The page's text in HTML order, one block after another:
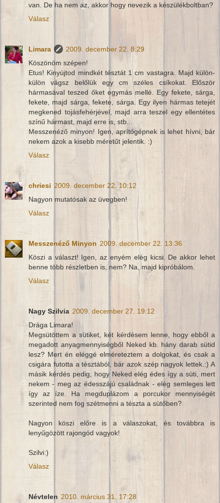
van. De ha nem az, akkor hogy nevezik a készülékboltban?
Válasz
Limara
2009. december 22. 8:29
Köszönöm szépen!
Etus! Kinyújtod mindkét tésztát 1 cm vastagra. Majd külön-
külön vágsz belőlük egy cm széles csíkokat. Először
hármasával teszed őket egymás mellé. Egy fekete, sárga,
fekete, majd sárga, fekete, sárga. Egy ilyen hármas tetejét
megkened tojásfehérjével, majd arra teszel egy ellentétes
színű hármast, majd erre is, stb...
Messzenéző minyon! Igen, aprítógépnek is lehet hívni, bár
nekem azok a kisebb méretűt jelentik. :)
Válasz
chriesi 2009. december 22. 10:12
Nagyon mutatósak az üvegben!
Válasz
Messzenéző Minyon 2009. december 22. 13:36
Köszi a választ! Igen, az enyém elég kicsi. De akkor lehet
benne több részletben is, nem? Na, majd kipróbálom.
Válasz
Nagy Szilvia 2009. december 27. 19:12
Drága Limara!
Megsütöttem a sütiket, két kérdésem lenne, hogy ebből a
megadott anyagmennyiségből Neked kb. hány darab sütid
lesz? Mert én eléggé elméreteztem a dolgokat, és csak a
csigára futotta a tésztából, bár azok szép nagyok lettek.:) A
másik kérdés pedig, hogy Neked elég édes így a süti, mert
nekem - meg az édesszájú családnak - elég semleges lett
így az íze. Ha megduplázom a porcukor mennyiségét
szerinted nem fog szétmenni a tészta a sütőben?
Nagyon köszi előre is a válaszokat, és továbbra is
lenyűgözött rajongód vagyok!
Szilvi:)
Válasz
Névtelen 2010. március 31. 17:28